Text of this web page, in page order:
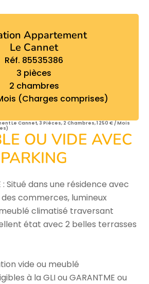
Appartement
Le Cannet
Réf. 85535386
3 pièces
2 chambres
(Charges comprises)
Le Cannet, 3 Pièces, 2 Chambres, 1 250 € / Mois
OU VIDE AVEC
PARKING
: Situé dans une résidence avec
commerces, lumineux
climatisé traversant
état avec 2 belles terrasses
vide ou meublé
à la GLI ou GARANTME ou